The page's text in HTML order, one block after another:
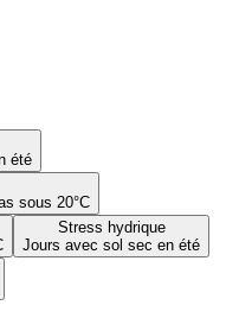
été
sous 20°C
Stress hydrique
Jours avec sol sec en été